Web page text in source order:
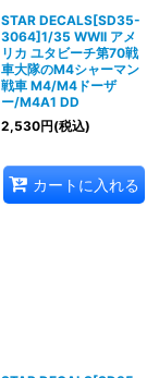
STAR DECALS[SD35-
3064]1/35 WWII アメ
リカ ユタビーチ第70戦
車大隊のM4シャーマン
戦車 M4/M4ドーザ
ー/M4A1 DD
2,530円(税込)
カートに入れる